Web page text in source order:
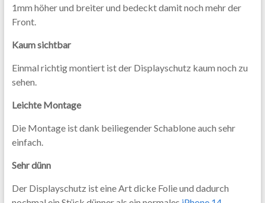
1mm höher und breiter und bedeckt damit noch mehr der
Front.
Kaum sichtbar
Einmal richtig montiert ist der Displayschutz kaum noch zu
sehen.
Leichte Montage
Die Montage ist dank beiliegender Schablone auch sehr
einfach.
Sehr dünn
Der Displayschutz ist eine Art dicke Folie und dadurch